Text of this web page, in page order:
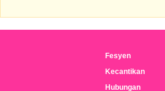
Fesyen
Kecantikan
Hubungan